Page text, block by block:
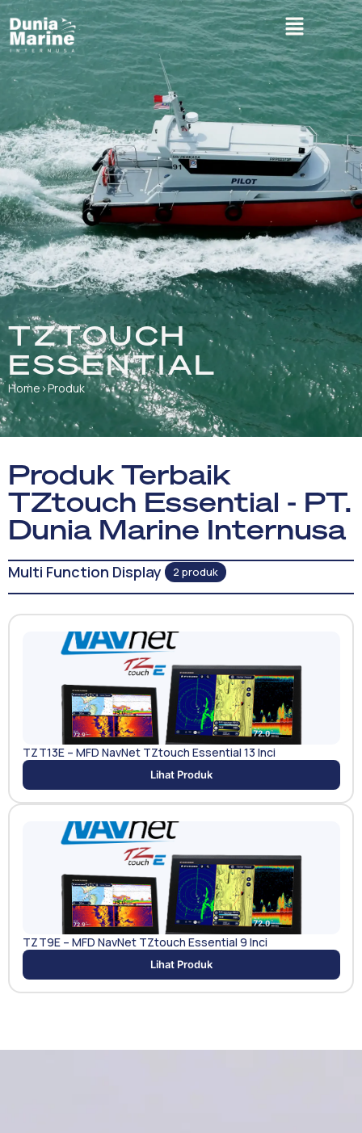
TZTOUCH
ESSENTIAL
Home›Produk
Produk Terbaik
TZtouch Essential - PT.
Dunia Marine Internusa
Multi Function Display 2 produk
TZT13E – MFD NavNet TZtouch Essential 13 Inci
Lihat Produk
TZT9E – MFD NavNet TZtouch Essential 9 Inci
Lihat Produk